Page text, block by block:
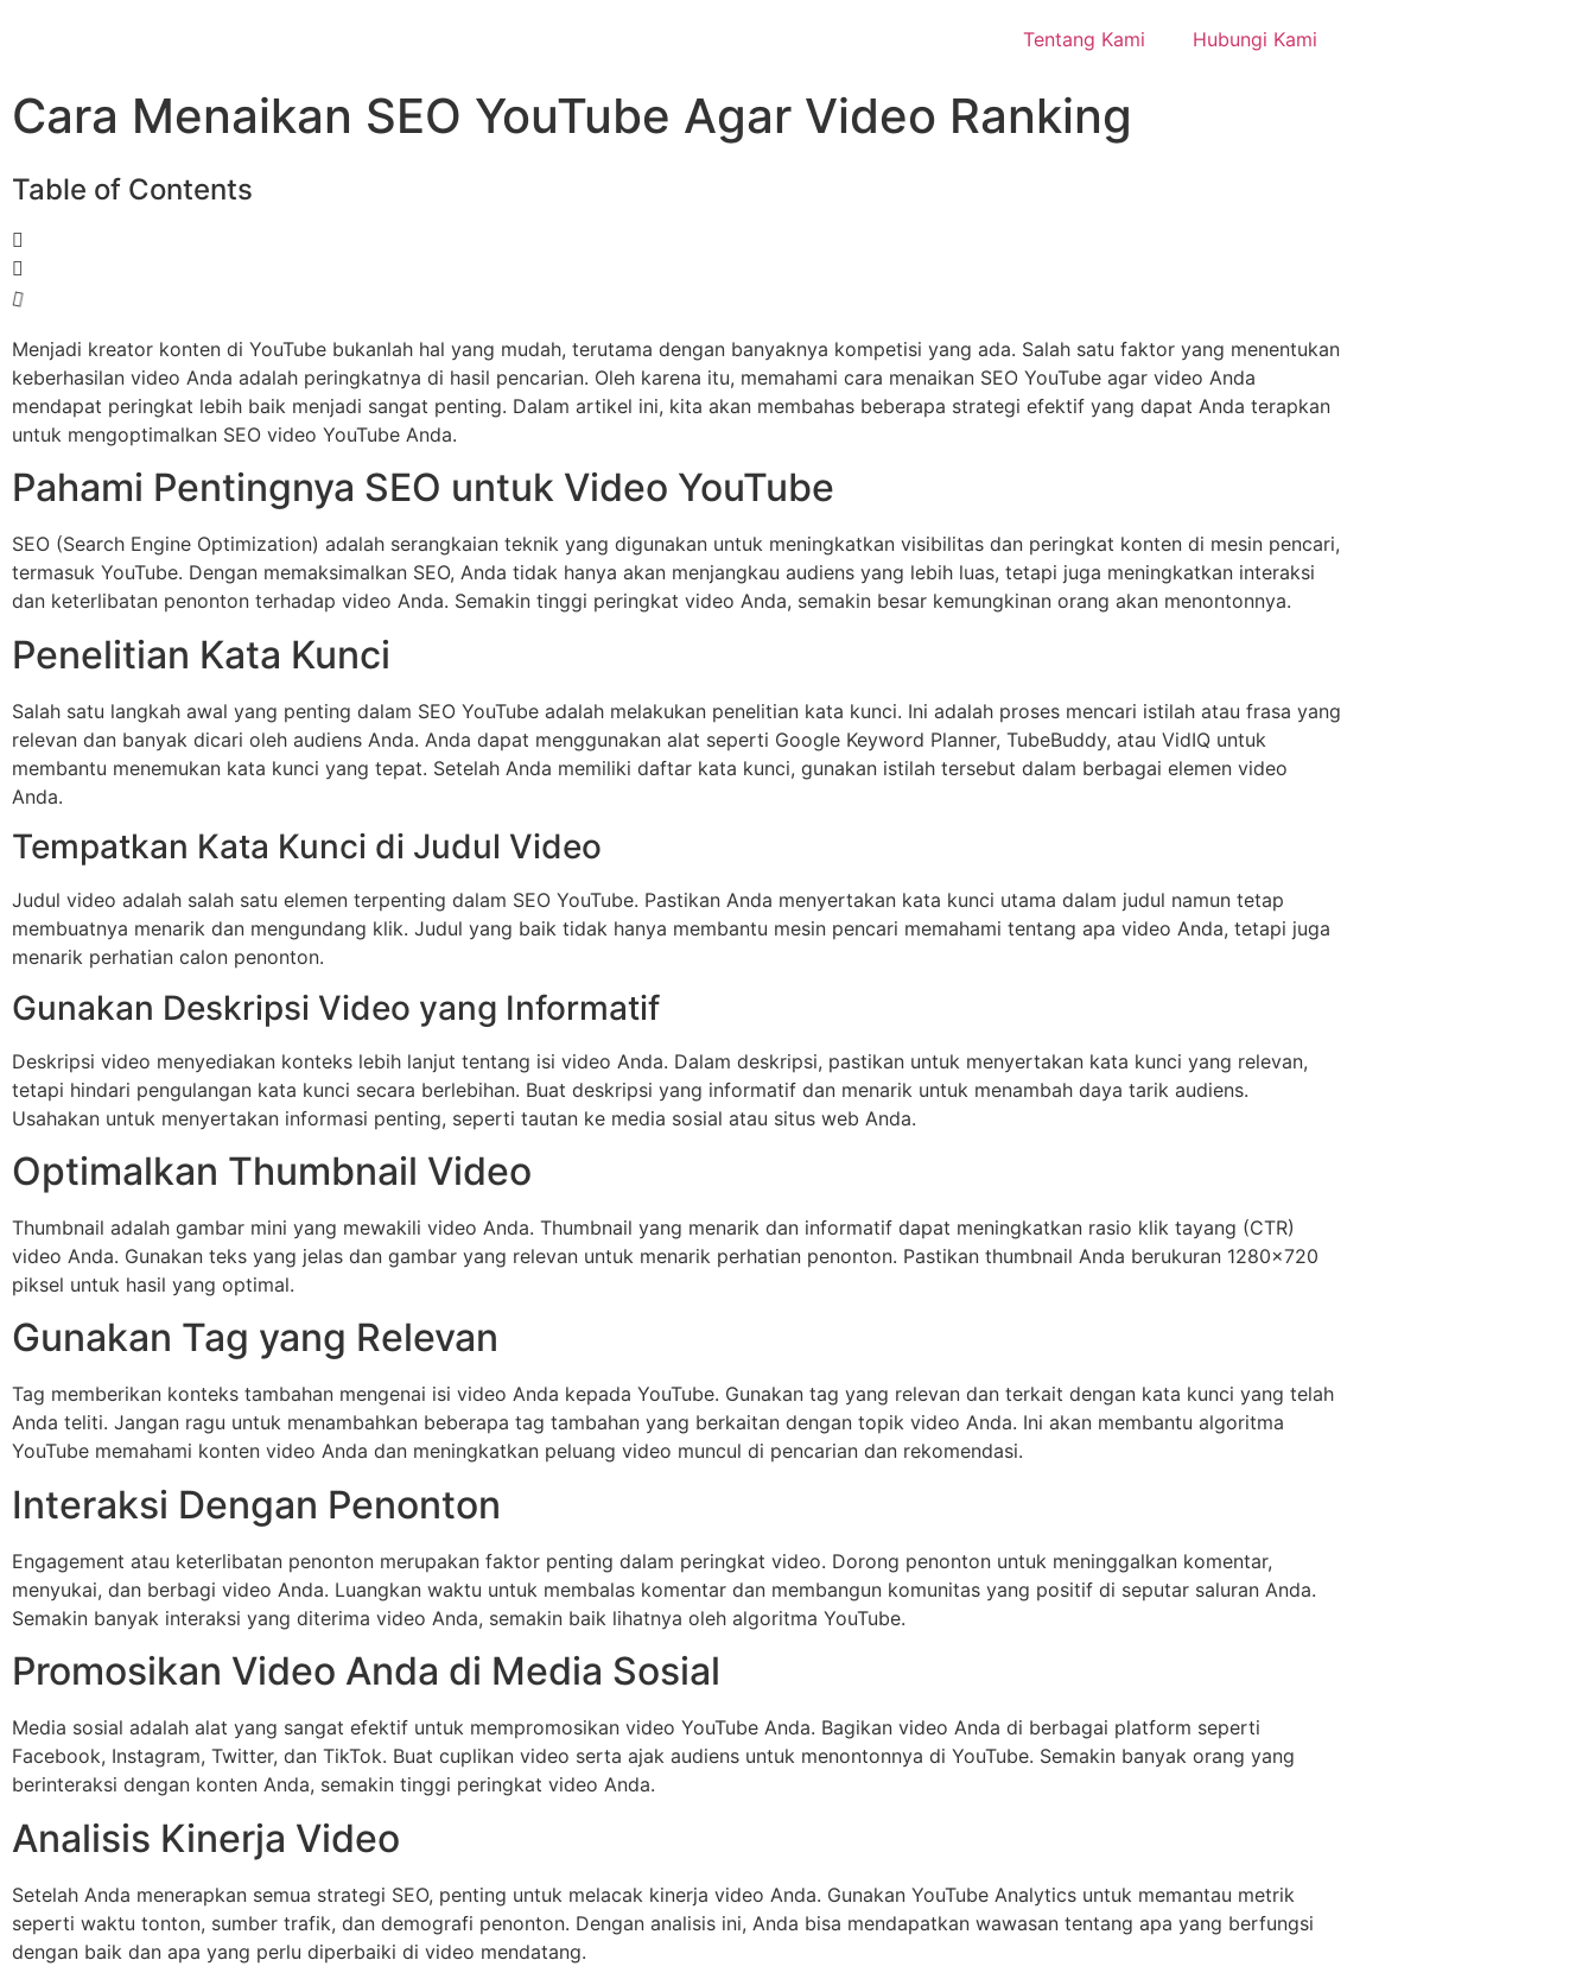
Tentang Kami Hubungi Kami
Cara Menaikan SEO YouTube Agar Video Ranking
Table of Contents
Menjadi kreator konten di YouTube bukanlah hal yang mudah, terutama dengan banyaknya kompetisi yang ada. Salah satu faktor yang menentukan
keberhasilan video Anda adalah peringkatnya di hasil pencarian. Oleh karena itu, memahami cara menaikan SEO YouTube agar video Anda
mendapat peringkat lebih baik menjadi sangat penting. Dalam artikel ini, kita akan membahas beberapa strategi efektif yang dapat Anda terapkan
untuk mengoptimalkan SEO video YouTube Anda.
Pahami Pentingnya SEO untuk Video YouTube
SEO (Search Engine Optimization) adalah serangkaian teknik yang digunakan untuk meningkatkan visibilitas dan peringkat konten di mesin pencari,
termasuk YouTube. Dengan memaksimalkan SEO, Anda tidak hanya akan menjangkau audiens yang lebih luas, tetapi juga meningkatkan interaksi
dan keterlibatan penonton terhadap video Anda. Semakin tinggi peringkat video Anda, semakin besar kemungkinan orang akan menontonnya.
Penelitian Kata Kunci
Salah satu langkah awal yang penting dalam SEO YouTube adalah melakukan penelitian kata kunci. Ini adalah proses mencari istilah atau frasa yang
relevan dan banyak dicari oleh audiens Anda. Anda dapat menggunakan alat seperti Google Keyword Planner, TubeBuddy, atau VidIQ untuk
membantu menemukan kata kunci yang tepat. Setelah Anda memiliki daftar kata kunci, gunakan istilah tersebut dalam berbagai elemen video
Anda.
Tempatkan Kata Kunci di Judul Video
Judul video adalah salah satu elemen terpenting dalam SEO YouTube. Pastikan Anda menyertakan kata kunci utama dalam judul namun tetap
membuatnya menarik dan mengundang klik. Judul yang baik tidak hanya membantu mesin pencari memahami tentang apa video Anda, tetapi juga
menarik perhatian calon penonton.
Gunakan Deskripsi Video yang Informatif
Deskripsi video menyediakan konteks lebih lanjut tentang isi video Anda. Dalam deskripsi, pastikan untuk menyertakan kata kunci yang relevan,
tetapi hindari pengulangan kata kunci secara berlebihan. Buat deskripsi yang informatif dan menarik untuk menambah daya tarik audiens.
Usahakan untuk menyertakan informasi penting, seperti tautan ke media sosial atau situs web Anda.
Optimalkan Thumbnail Video
Thumbnail adalah gambar mini yang mewakili video Anda. Thumbnail yang menarik dan informatif dapat meningkatkan rasio klik tayang (CTR)
video Anda. Gunakan teks yang jelas dan gambar yang relevan untuk menarik perhatian penonton. Pastikan thumbnail Anda berukuran 1280×720
piksel untuk hasil yang optimal.
Gunakan Tag yang Relevan
Tag memberikan konteks tambahan mengenai isi video Anda kepada YouTube. Gunakan tag yang relevan dan terkait dengan kata kunci yang telah
Anda teliti. Jangan ragu untuk menambahkan beberapa tag tambahan yang berkaitan dengan topik video Anda. Ini akan membantu algoritma
YouTube memahami konten video Anda dan meningkatkan peluang video muncul di pencarian dan rekomendasi.
Interaksi Dengan Penonton
Engagement atau keterlibatan penonton merupakan faktor penting dalam peringkat video. Dorong penonton untuk meninggalkan komentar,
menyukai, dan berbagi video Anda. Luangkan waktu untuk membalas komentar dan membangun komunitas yang positif di seputar saluran Anda.
Semakin banyak interaksi yang diterima video Anda, semakin baik lihatnya oleh algoritma YouTube.
Promosikan Video Anda di Media Sosial
Media sosial adalah alat yang sangat efektif untuk mempromosikan video YouTube Anda. Bagikan video Anda di berbagai platform seperti
Facebook, Instagram, Twitter, dan TikTok. Buat cuplikan video serta ajak audiens untuk menontonnya di YouTube. Semakin banyak orang yang
berinteraksi dengan konten Anda, semakin tinggi peringkat video Anda.
Analisis Kinerja Video
Setelah Anda menerapkan semua strategi SEO, penting untuk melacak kinerja video Anda. Gunakan YouTube Analytics untuk memantau metrik
seperti waktu tonton, sumber trafik, dan demografi penonton. Dengan analisis ini, Anda bisa mendapatkan wawasan tentang apa yang berfungsi
dengan baik dan apa yang perlu diperbaiki di video mendatang.